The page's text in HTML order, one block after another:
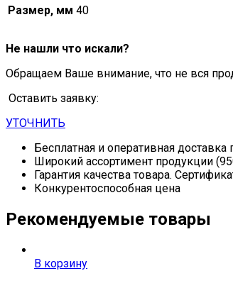
Размер, мм 40
Не нашли что искали?
Обращаем Ваше внимание, что не вся
Оставить заявку:
УТОЧНИТЬ
Бесплатная и оперативная
Широкий ассортимент продукции
Гарантия качества товара.
Конкурентоспособная цена
Рекомендуемые товары
В корзину